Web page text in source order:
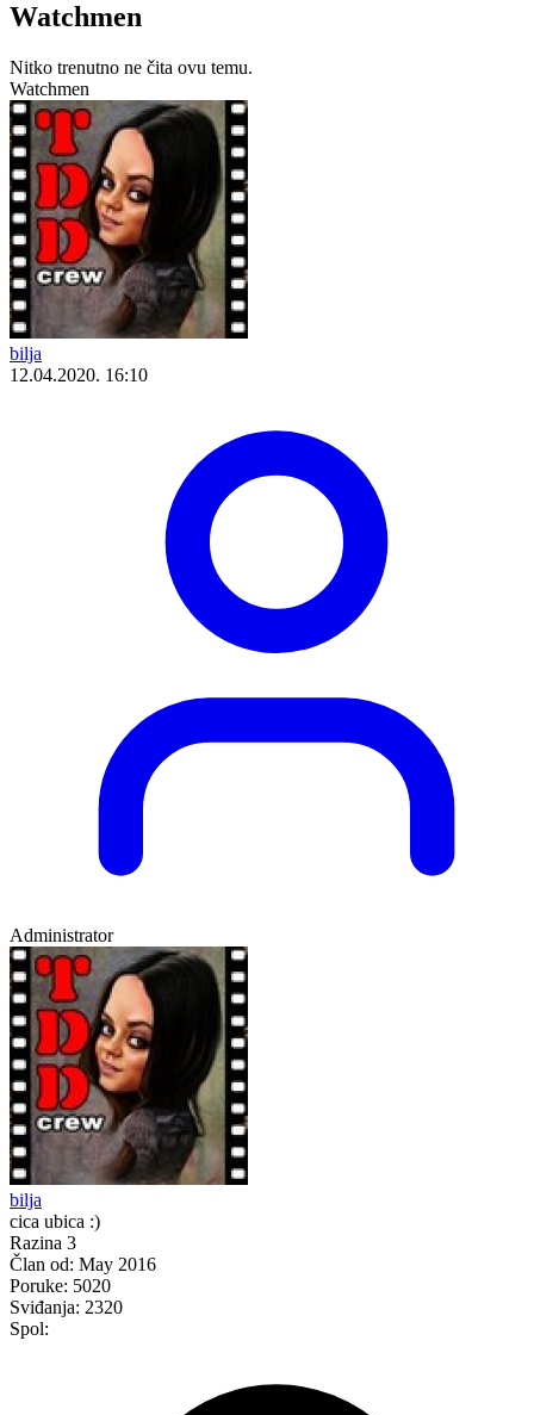
Watchmen
Nitko trenutno ne čita ovu temu.
Watchmen
bilja
12.04.2020. 16:10
Administrator
bilja
cica ubica :)
Razina 3
Član od: May 2016
Poruke: 5020
Sviđanja: 2320
Spol: